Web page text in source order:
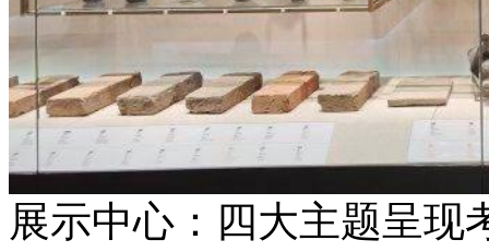
展示中心：四大主题呈现